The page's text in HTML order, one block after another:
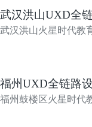
武汉洪山UXD全
武汉洪山火星时代教
福州UXD全链路
福州鼓楼区火星时代